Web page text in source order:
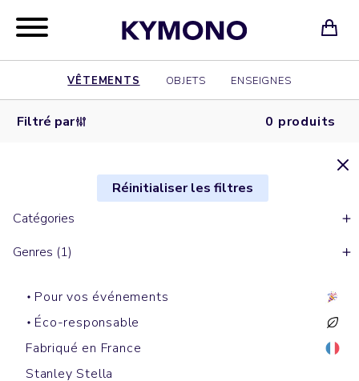
VÊTEMENTS OBJETS ENSEIGNES
Filtré par 0 produits
Réinitialiser les filtres
Catégories
Genres (1)
Pour vos événements
Éco-responsable
Fabriqué en France
Stanley Stella